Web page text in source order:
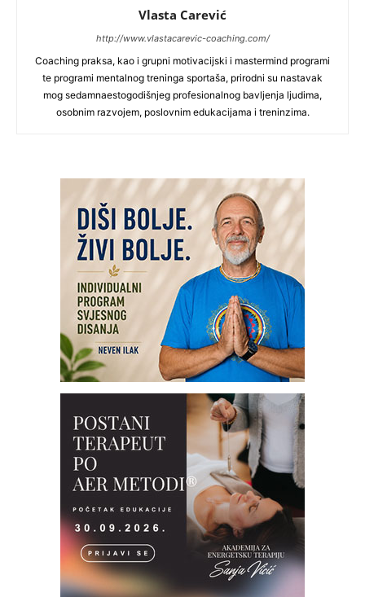
Vlasta Carević
http://www.vlastacarevic-coaching.com/
Coaching praksa, kao i grupni motivacijski i mastermind programi
te programi mentalnog treninga sportaša, prirodni su nastavak
mog sedamnaestogodišnjeg profesionalnog bavljenja ljudima,
osobnim razvojem, poslovnim edukacijama i treninzima.